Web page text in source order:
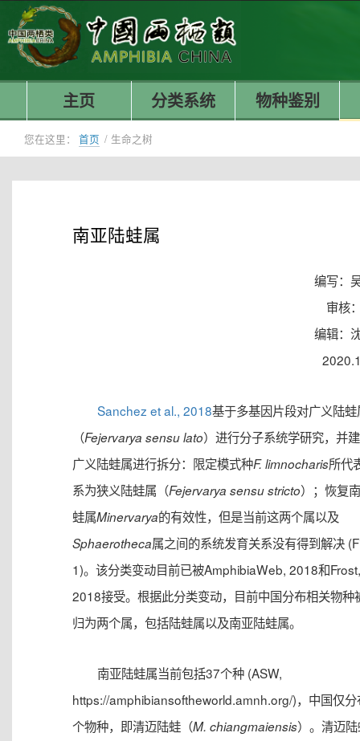
主页 分类系统 物种鉴别
您在这里： 首页 / 生命之树
南亚陆蛙属
编写：
审核
编辑：
Sanchez et al., 2018基于多基因片段对广义陆蛙
（Fejervarya sensu lato）进行分子系统学研究，并
广义陆蛙属进行拆分：限定模式种F. limnocharis所代
系为狭义陆蛙属（Fejervarya sensu stricto）；恢复
蛙属Minervarya的有效性，但是当前这两个属以及
Sphaerotheca属之间的系统发育关系没有得到解决
1)。该分类变动目前已被AmphibiaWeb, 2018和Frost,
2018接受。根据此分类变动，目前中国分布相关物种
归为两个属，包括陆蛙属以及南亚陆蛙属。
南亚陆蛙属当前包括37个种 (ASW,
https://amphibiansoftheworld.amnh.org/)，中国仅分
个物种，即清迈陆蛙（M. chiangmaiensis）。清迈